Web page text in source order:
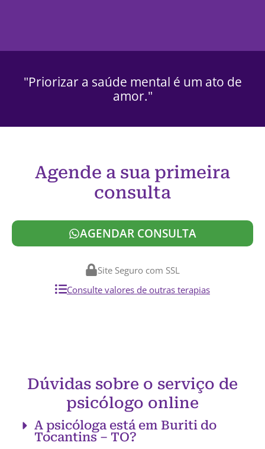
"Priorizar a saúde mental é um ato de
amor."
Agende a sua primeira
consulta
AGENDAR CONSULTA
Site Seguro com SSL
Consulte valores de outras terapias
Dúvidas sobre o serviço de
psicólogo online
A psicóloga está em Buriti do
Tocantins – TO?